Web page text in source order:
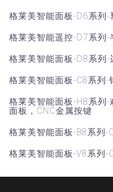
格莱美智能面板-D6系列-
格莱美智能遥控-D7系列-
格莱美智能面板-D8系列-
格莱美智能面板-C8系列-
格莱美智能面板-H8系列-
面板，CNC金属按键
格莱美智能面板-B8系列-
格莱美智能面板-V8系列-